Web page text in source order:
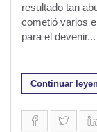
resultado tan
cometió varios
para el devenir...
Continuar